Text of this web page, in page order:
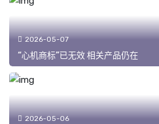
2026-05-07
“心机商标”已无效 相关产品仍在
2026-05-06